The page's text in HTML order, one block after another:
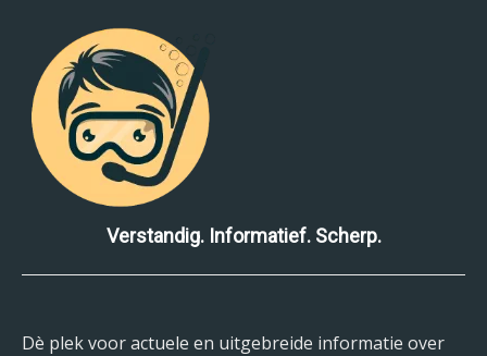
Verstandig. Informatief. Scherp.
Dè plek voor actuele en uitgebreide informatie over